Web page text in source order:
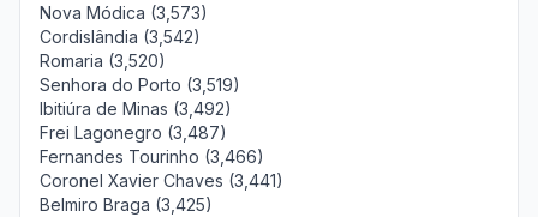
Nova Módica (3,573)
Cordislândia (3,542)
Romaria (3,520)
Senhora do Porto (3,519)
Ibitiúra de Minas (3,492)
Frei Lagonegro (3,487)
Fernandes Tourinho (3,466)
Coronel Xavier Chaves (3,441)
Belmiro Braga (3,425)